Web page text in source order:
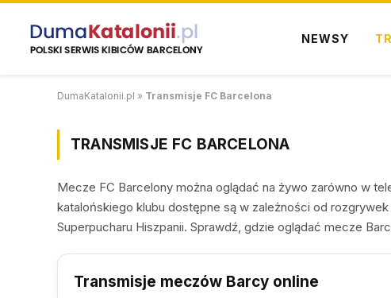
NEWSY
DumaKatalonii.pl » Transmisje FC Barcelona
TRANSMISJE FC BARCELONA
Mecze FC Barcelony można oglądać na żywo zarówno w
katalońskiego klubu dostępne są w zależności od
Superpucharu Hiszpanii. Sprawdź, gdzie oglądać mecze
Transmisje meczów Barcy online